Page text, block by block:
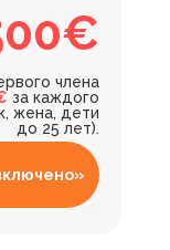
члена
за каждого
жена, дети
до 25 лет).